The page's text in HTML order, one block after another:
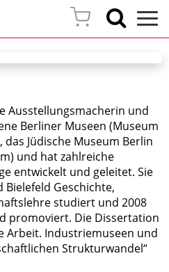
Ausstellungsmacherin und
Berliner Museen (Museum
Jüdische Museum Berlin
und hat zahlreiche
entwickelt und geleitet. Sie
Bielefeld Geschichte,
studiert und 2008
promoviert. Die Dissertation
Arbeit. Industriemuseen und
Strukturwandel“